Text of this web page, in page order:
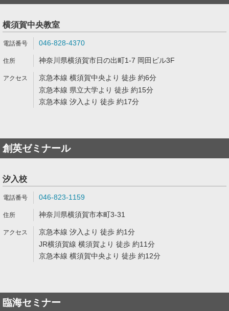
横須賀中央教室
046-828-4370
神奈川県横須賀市日の出町1-7 岡田ビル3F
京急本線 横須賀中央より 徒歩 約6分
京急本線 県立大学より 徒歩 約15分
京急本線 汐入より 徒歩 約17分
創英ゼミナール
汐入校
046-823-1159
神奈川県横須賀市本町3-31
京急本線 汐入より 徒歩 約1分
JR横須賀線 横須賀より 徒歩 約11分
京急本線 横須賀中央より 徒歩 約12分
臨海セミナー